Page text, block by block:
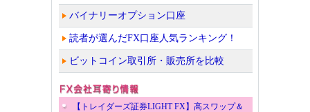
バイナリーオプション口座
読者が選んだFX口座人気ランキング！
ビットコイン取引所・販売所を比較
【トレイダーズ証券LIGHT FX】高スワップ＆